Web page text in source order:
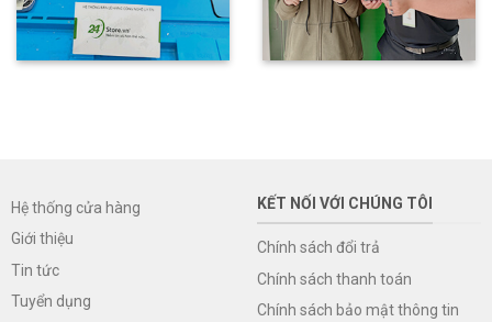
Hệ thống cửa hàng
Giới thiệu
Tin tức
Tuyển dụng
KẾT NỐI VỚI CHÚNG TÔI
Chính sách đổi trả
Chính sách thanh toán
Chính sách bảo mật thông tin